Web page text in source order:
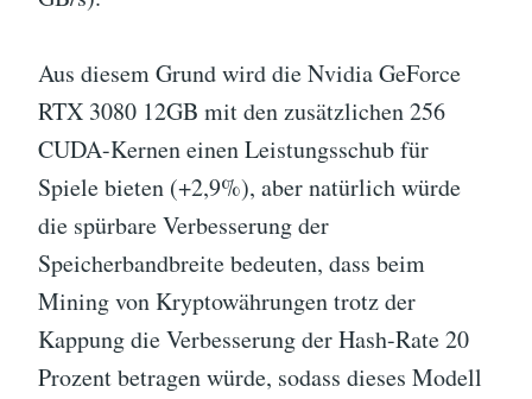
Aus diesem Grund wird die Nvidia GeForce
RTX 3080 12GB mit den zusätzlichen 256
CUDA-Kernen einen Leistungsschub für
Spiele bieten (+2,9%), aber natürlich würde
die spürbare Verbesserung der
Speicherbandbreite bedeuten, dass beim
Mining von Kryptowährungen trotz der
Kappung die Verbesserung der Hash-Rate 20
Prozent betragen würde, sodass dieses Modell